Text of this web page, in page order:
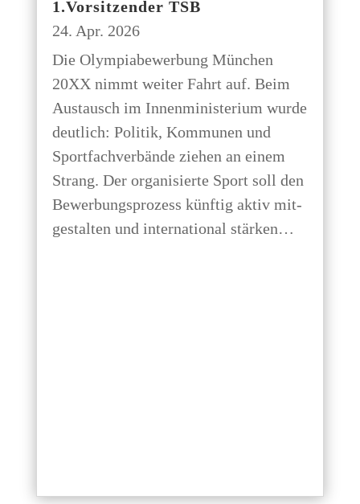
1.Vorsitzender TSB
24. Apr. 2026
Die Olym­pia­be­wer­bung Mün­chen
20XX nimmt wei­ter Fahrt auf. Beim
Aus­tausch im Innen­mi­nis­te­ri­um wur­de
deut­lich: Poli­tik, Kom­mu­nen und
Sport­fach­ver­bän­de zie­hen an einem
Strang. Der orga­ni­sier­te Sport soll den
Bewer­bungs­pro­zess künf­tig aktiv mit­
ge­stal­ten und inter­na­tio­nal stärken…